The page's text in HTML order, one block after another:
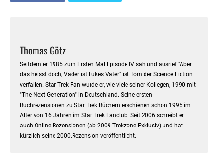
Thomas Götz
Seitdem er 1985 zum Ersten Mal Episode IV sah und ausrief "Aber
das heisst doch, Vader ist Lukes Vater" ist Tom der Science Fiction
verfallen. Star Trek Fan wurde er, wie viele seiner Kollegen, 1990 mit
"The Next Generation" in Deutschland. Seine ersten
Buchrezensionen zu Star Trek Büchern erschienen schon 1995 im
Alter von 16 Jahren im Star Trek Fanclub. Seit 2006 schreibt er
auch Online Rezensionen (ab 2009 Trekzone-Exklusiv) und hat
kürzlich seine 2000.Rezension veröffentlicht.